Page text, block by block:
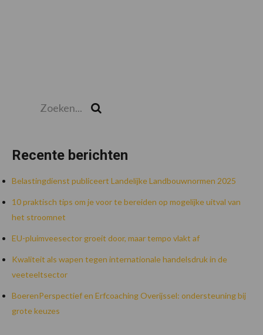
Recente berichten
Belastingdienst publiceert Landelijke Landbouwnormen 2025
10 praktisch tips om je voor te bereiden op mogelijke uitval van
het stroomnet
EU-pluimveesector groeit door, maar tempo vlakt af
Kwaliteit als wapen tegen internationale handelsdruk in de
veeteeltsector
BoerenPerspectief en Erfcoaching Overijssel: ondersteuning bij
grote keuzes